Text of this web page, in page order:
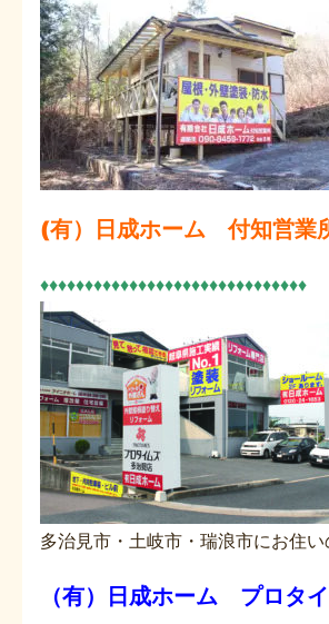
(有）日成ホーム 付知営業
♦♦♦♦♦♦♦♦♦♦♦♦♦♦♦♦♦♦♦♦♦♦♦♦♦♦♦♦♦♦
多治見市・土岐市・瑞浪市にお住い
（有）日成ホーム プロタ